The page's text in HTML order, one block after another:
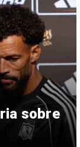
sobre